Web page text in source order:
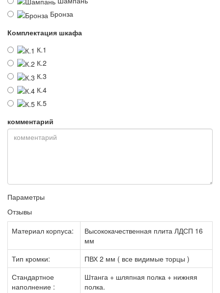
Бронза
Комплектация шкафа
К.1
К.2
К.3
К.4
К.5
комментарий
Параметры
Отзывы
Материал корпуса:
Высококачественная плита ЛДСП 16
мм
Тип кромки:
ПВХ 2 мм ( все видимые торцы )
Стандартное
наполнение :
Штанга + шляпная полка + нижняя
полка.